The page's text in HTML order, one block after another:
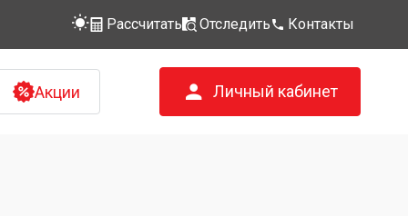
Рассчитать Отследить Контакты
Акции Личный кабинет